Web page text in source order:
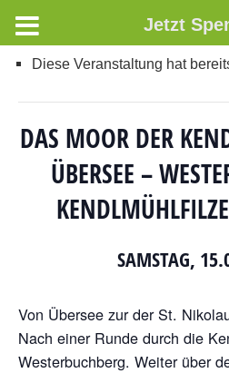
Diese Veranstaltung hat
DAS MOOR DER
ÜBERSEE –
SAMSTAG,
Von Übersee zur der St.
Nach einer Runde durch die
Westerbuchberg. Weiter über
Jetzt